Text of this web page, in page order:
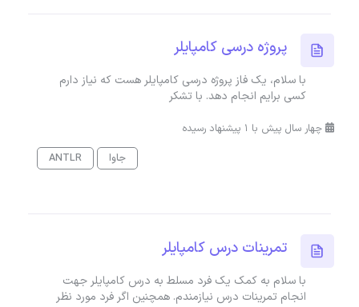
پروژه درسی کامپایلر
با سلام، یک فاز پروژه درسی کامپایلر هست که نیاز دارم
کسی برایم انجام دهد. با تشکر
چهار سال پیش با 1 پیشنهاد رسیده
جاوا
ANTLR
تمرینات درس کامپایلر
با سلام به کمک یک فرد مسلط به درس کامپایلر جهت
انجام تمرینات درس نیازمندم. همچنین اگر فرد مورد نظر